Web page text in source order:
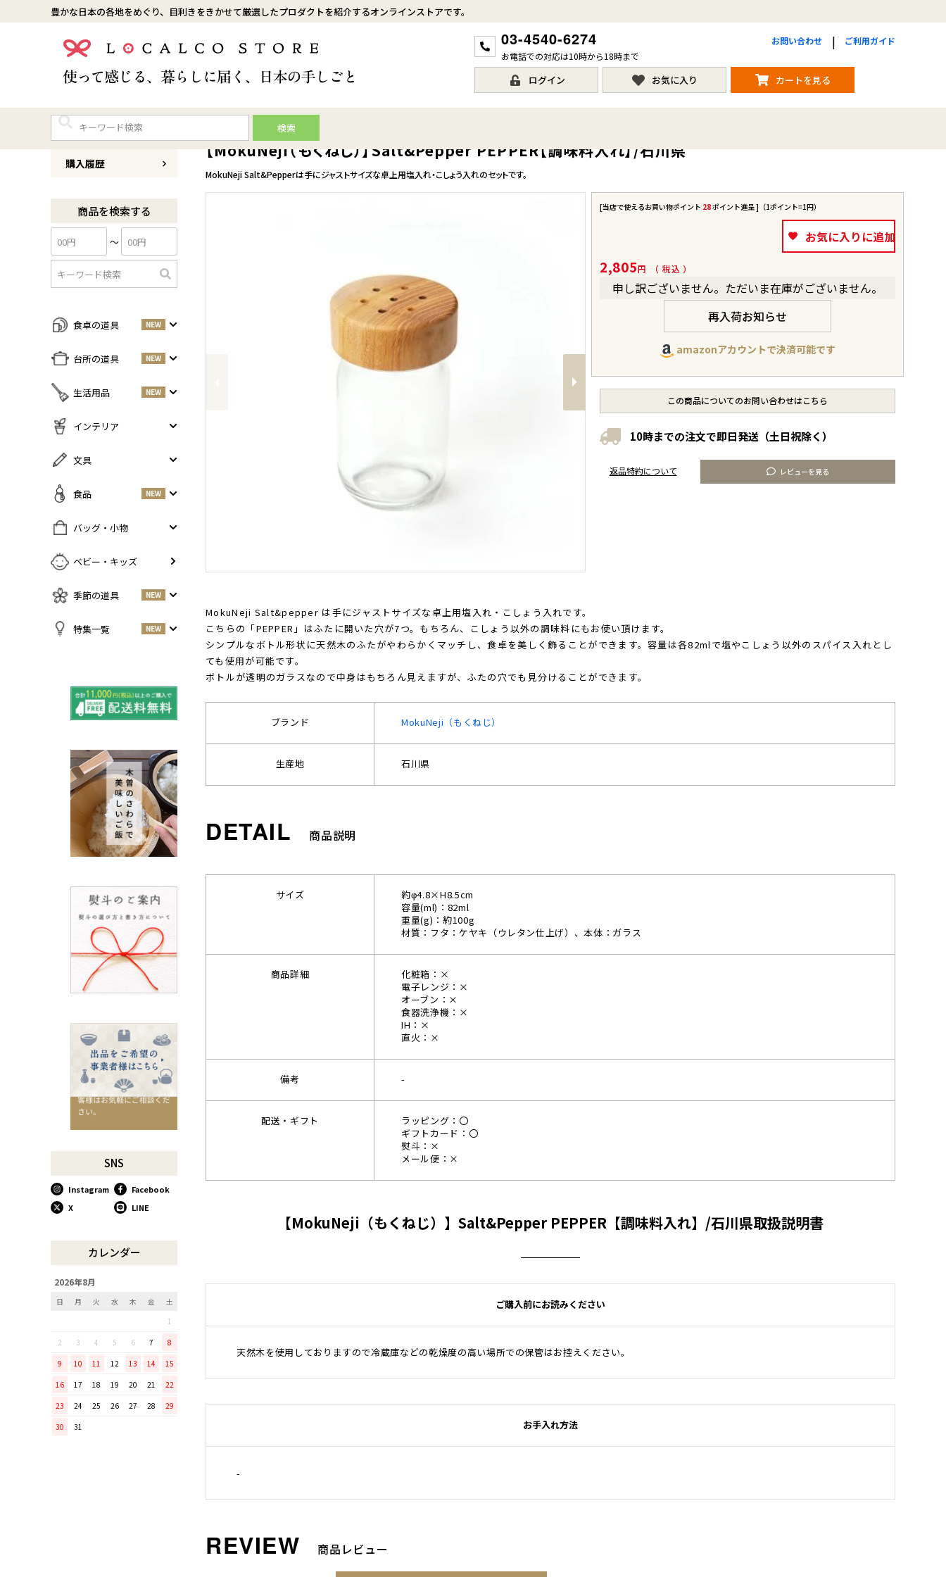
豊かな日本の各地をめぐり、目利きをきかせて厳選したプロダクトを紹介するオンラインストアです。
03-4540-6274
お電話での対応は10時から18時まで
お問い合わせ ご利用ガイド
ログイン お気に入り カートを見る
検索
購入履歴
商品を検索する
〜
検
食卓の道具 NEW
すべての商品をみる
丼・小鉢
グラス・タンブラー
NEW
トレイ・コースター・鍋しき
お弁当グッズ
ポット・鉄瓶
台所の道具 NEW
すべての商品をみる
鍋・フライパン
NEW
調理器具
保存容器
その他キッチンツール
生活用品 NEW
すべての商品をみる
美容ケア
NEW
インテリア
すべての商品をみる
香・ろうそく
文具
すべての商品をみる
PCアクセサリー
食品 NEW
すべての商品を見る
コーヒー NEW
NEW
バッグ・小物
すべての商品をみる
名刺入れ・カードケース
ベビー・キッズ
季節の道具 NEW
すべての商品をみる
秋
特集一覧 NEW
よくある質問〈ほうき
全般〉
NEW
方
棕櫚箒と江戸箒の違い NEW
江戸箒の特徴 NEW
棕櫚箒の特徴 NEW
箒で見直す暮らしの基
準
NEW
ノスタルジックな肥前びーど
SUSgalleryと過ごす至福の時
千切りピーラーで仕込んでみ
星座マグでくつろぎのひとと
コーヒーミルで格別な1杯を
味わう
行平鍋があればたいていのこ
とは大丈夫。
馬毛歯ブラシがオススメな理
お祝い事に欠かせない「ミニ
使い込んで育てる道具、卵焼
き鍋
リンゴのための魅せるナイフ
『pomme』
「毎日納豆を食べていま
てほしい山只華陶苑の納豆鉢
調理から盛り付けまでこなす
「寿 菜箸」は、とても優秀
作所のペティナイフ「ゆり
ミニパンのお手入れ方法
ミニパン（大）で料理を楽し
SNS
Instagram
Facebook
X
LINE
カレンダー
2026年8月
日 月 火 水 木 金
土
1
2
3 4 5 6 7
8
9
10 11 12 13 14
15
16
17 18 19 20 21
22
23
24 25 26 27 28
29
30
31
MokuNeji Salt&Pepperは手にジャストサイズな卓上用塩入れ・こしょう入れのセットです。
【MokuNeji（もくねじ）】Salt&Pepper PEPPER【調味料入れ】/石川県
0059KI0002F80
[当店で使えるお買い物ポイント 28ポイント進呈 ]（1ポイント=1円）
2,805 税込
申し訳ございません。ただいま在庫がございません。
お気に入りに追加
再入荷お知らせ
amazonアカウントで決済可能です
10時までの注文で即日発送（土日祝除く）
この商品についてのお問い合わせはこちら
レビューを見る
返品特約について
MokuNeji Salt&pepper は手にジャストサイズな卓上用塩入れ・こしょう入れです。
こちらの「PEPPER」はふたに開いた穴が7つ。もちろん、こしょう以外の調味料にもお使い頂けます。
シンプルなボトル形状に天然木のふたがやわらかくマッチし、食卓を美しく飾ることができます。容量は各82mlで塩やこしょう以外のスパイス入れとし
ても使用が可能です。
ボトルが透明のガラスなので中身はもちろん見えますが、ふたの穴でも見分けることができます。
ブランド MokuNeji（もくねじ）
生産地 石川県
商品説明
サイズ
約φ4.8×H8.5cm
容量(ml)：82ml
重量(g)：約100g
材質：フタ：ケヤキ（ウレタン仕上げ）、本体：ガラス
商品詳細
化粧箱：×
電子レンジ：×
オーブン：×
食器洗浄機：×
IH：×
直火：×
備考 -
配送・ギフト
ラッピング：〇
ギフトカード：〇
熨斗：×
メール便：×
【MokuNeji（もくねじ）】Salt&Pepper PEPPER【調味料入れ】/石川県取扱説明書
ご購入前にお読みください
天然木を使用しておりますので冷蔵庫などの乾燥度の高い場所での保管はお控えください。
お手入れ方法
-
商品レビュー